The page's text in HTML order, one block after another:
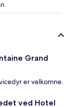
Grand
er velkomne.
ved Hotel